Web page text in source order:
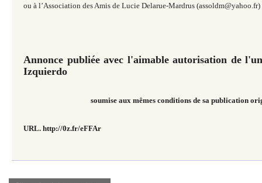
ou à l’Association des Amis de Lucie Delarue-Mardrus (assoldm@yahoo.fr)
Annonce publiée avec l'aimable autorisation de
Izquierdo
soumise aux mêmes conditions de sa publication
URL. http://0z.fr/eFFAr